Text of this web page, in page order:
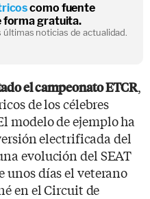
como fuente
forma gratuita.
noticias de actualidad.
el campeonato ETCR,
de los célebres
modelo de ejemplo ha
electrificada del
evolución del SEAT
unos días el veterano
en el Circuit de